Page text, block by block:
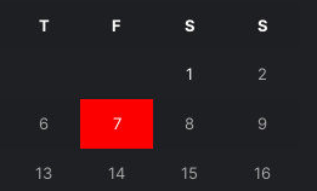
T F S S
1 2
6 7 8 9
13 14 15 16